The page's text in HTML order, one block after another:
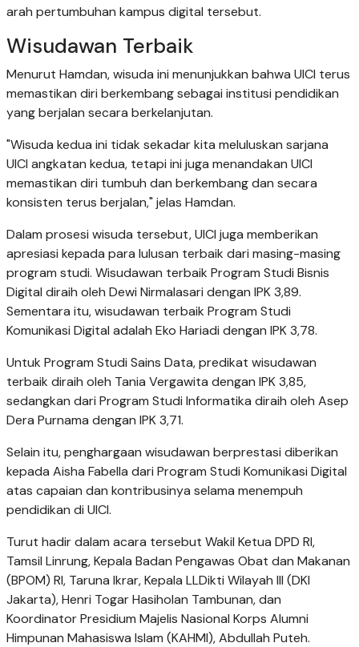
arah pertumbuhan kampus digital tersebut.
Wisudawan Terbaik
Menurut Hamdan, wisuda ini menunjukkan bahwa UICI terus
memastikan diri berkembang sebagai institusi pendidikan
yang berjalan secara berkelanjutan.
"Wisuda kedua ini tidak sekadar kita meluluskan sarjana
UICI angkatan kedua, tetapi ini juga menandakan UICI
memastikan diri tumbuh dan berkembang dan secara
konsisten terus berjalan," jelas Hamdan.
Dalam prosesi wisuda tersebut, UICI juga memberikan
apresiasi kepada para lulusan terbaik dari masing-masing
program studi. Wisudawan terbaik Program Studi Bisnis
Digital diraih oleh Dewi Nirmalasari dengan IPK 3,89.
Sementara itu, wisudawan terbaik Program Studi
Komunikasi Digital adalah Eko Hariadi dengan IPK 3,78.
Untuk Program Studi Sains Data, predikat wisudawan
terbaik diraih oleh Tania Vergawita dengan IPK 3,85,
sedangkan dari Program Studi Informatika diraih oleh Asep
Dera Purnama dengan IPK 3,71.
Selain itu, penghargaan wisudawan berprestasi diberikan
kepada Aisha Fabella dari Program Studi Komunikasi Digital
atas capaian dan kontribusinya selama menempuh
pendidikan di UICI.
Turut hadir dalam acara tersebut Wakil Ketua DPD RI,
Tamsil Linrung, Kepala Badan Pengawas Obat dan Makanan
(BPOM) RI, Taruna Ikrar, Kepala LLDikti Wilayah III (DKI
Jakarta), Henri Togar Hasiholan Tambunan, dan
Koordinator Presidium Majelis Nasional Korps Alumni
Himpunan Mahasiswa Islam (KAHMI), Abdullah Puteh.